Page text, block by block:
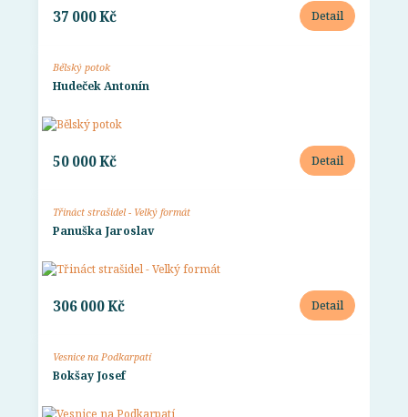
37 000 Kč Detail
Bělský potok
Hudeček Antonín
50 000 Kč Detail
Třináct strašidel - Velký formát
Panuška Jaroslav
306 000 Kč Detail
Vesnice na Podkarpatí
Bokšay Josef